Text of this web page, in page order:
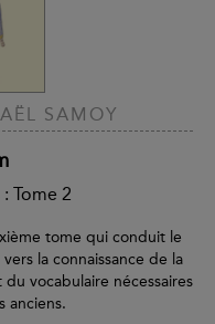
SAMOY
Tome 2
tome qui conduit le
la connaissance de la
vocabulaire nécessaires
anciens.